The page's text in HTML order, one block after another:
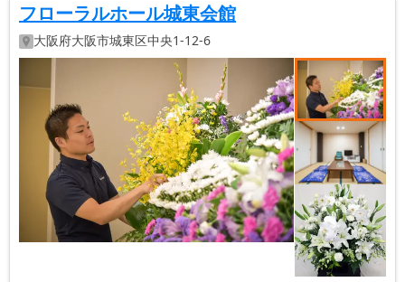
フローラルホール城東会館
大阪府大阪市城東区中央1-12-6